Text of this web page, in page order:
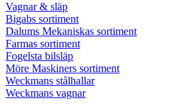
Vagnar & släp
Bigabs sortiment
Dalums Mekaniskas sortiment
Farmas sortiment
Fogelsta bilsläp
Möre Maskiners sortiment
Weckmans stålhallar
Weckmans vagnar